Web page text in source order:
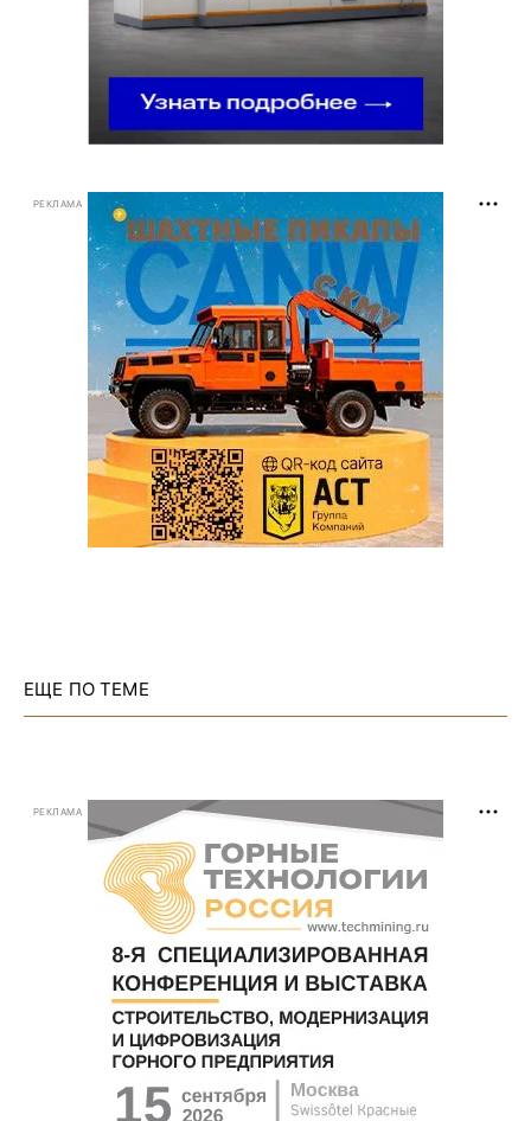
РЕКЛАМА
ЕЩЕ ПО ТЕМЕ
РЕКЛАМА